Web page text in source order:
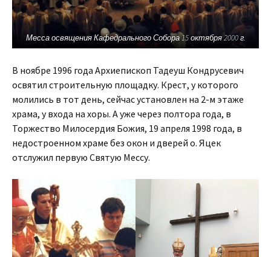
Месса освящения Кафедрального Собора 15 октября 2000 г.
В ноябре 1996 года Архиепископ Тадеуш Кондрусевич
освятил строительную площадку. Крест, у которого
молились в тот день, сейчас установлен на 2-м этаже
храма, у входа на хоры. А уже через полтора года, в
Торжество Милосердия Божия, 19 апреля 1998 года, в
недостроенном храме без окон и дверей о. Яцек
отслужил первую Святую Мессу.